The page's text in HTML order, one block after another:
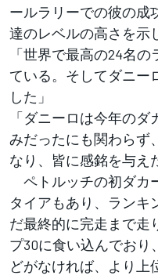
ールラリーでの彼の成
達のレベルの高さを示
「世界で最高の24名
ている。そしてダニー
した」
「ダニーロは今年の
みだったにも関わらず
なり、皆に感銘を与え
ペトルッチの初ダカ
タイアもあり、ランキ
だ最終的に完走まで走
プ30に食い込んでおり
どがなければ、より上